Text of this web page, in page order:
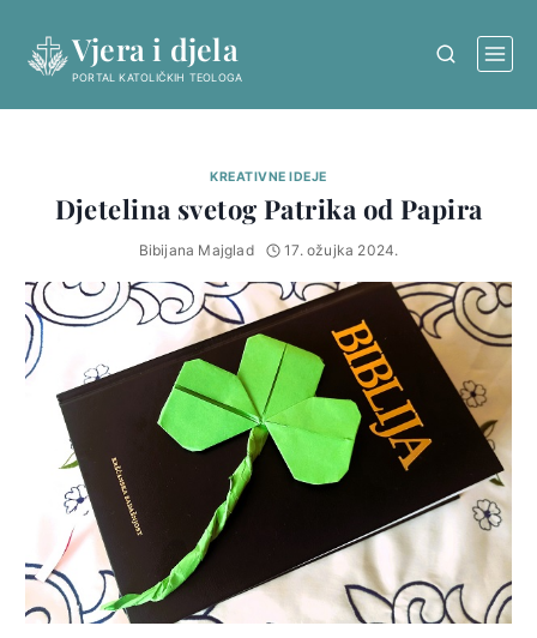
content
Vjera i djela
PORTAL KATOLIČKIH TEOLOGA
KREATIVNE IDEJE
Djetelina svetog Patrika od Papira
Bibijana Majglad 17. ožujka 2024.